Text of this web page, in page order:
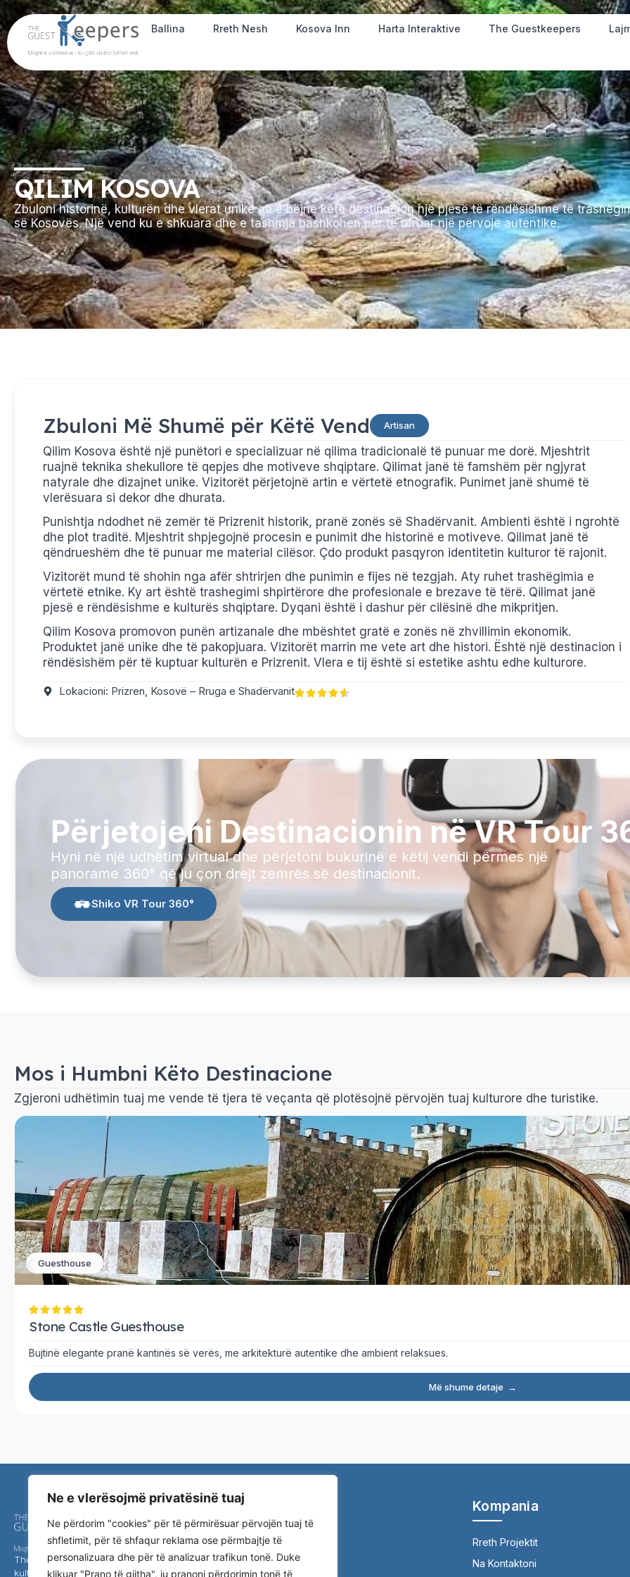
Ne e vlerësojmë privatësinë tuaj
Ne përdorim "cookies" për të përmirësuar përvojën tuaj të
shfletimit, për të shfaqur reklama ose përmbajtje të
personalizuara dhe për të analizuar trafikun tonë. Duke
klikuar "Prano të gjitha", ju pranoni përdorimin tonë të
Ballina Rreth Nesh Kosova Inn Harta Interaktive The Guestkeepers
QILIM KOSOVA
Zbuloni historinë, kulturën dhe vlerat unike që e bëjnë këtë destinacion një pjesë të rëndësishme të
së Kosovës. Një vend ku e shkuara dhe e tashmja bashkohen për të ofruar një përvojë autentike.
Zbuloni Më Shumë për Këtë Vend Artisan
Qilim Kosova është një punëtori e specializuar në qilima tradicionalë të punuar me dorë. Mjeshtrit
ruajnë teknika shekullore të qepjes dhe motiveve shqiptare. Qilimat janë të famshëm për ngjyrat
natyrale dhe dizajnet unike. Vizitorët përjetojnë artin e vërtetë etnografik. Punimet janë shumë të
vlerësuara si dekor dhe dhurata.
Punishtja ndodhet në zemër të Prizrenit historik, pranë zonës së Shadërvanit. Ambienti është i ngrohtë
dhe plot traditë. Mjeshtrit shpjegojnë procesin e punimit dhe historinë e motiveve. Qilimat janë të
qëndrueshëm dhe të punuar me material cilësor. Çdo produkt pasqyron identitetin kulturor të rajonit.
Vizitorët mund të shohin nga afër shtrirjen dhe punimin e fijes në tezgjah. Aty ruhet trashëgimia e
vërtetë etnike. Ky art është trashegimi shpirtërore dhe profesionale e brezave të tërë. Qilimat janë
pjesë e rëndësishme e kulturës shqiptare. Dyqani është i dashur për cilësinë dhe mikpritjen.
Qilim Kosova promovon punën artizanale dhe mbështet gratë e zonës në zhvillimin ekonomik.
Produktet janë unike dhe të pakopjuara. Vizitorët marrin me vete art dhe histori. Është një destinacion i
rëndësishëm për të kuptuar kulturën e Prizrenit. Vlera e tij është si estetike ashtu edhe kulturore.
Lokacioni: Prizren, Kosovë – Rruga e Shadërvanit
Përjetojeni Destinacionin në VR Tour
Hyni në një udhëtim virtual dhe përjetoni bukurinë e këtij vendi përmes një
panorame 360° që ju çon drejt zemrës së destinacionit.
Shiko VR Tour 360°
Mos i Humbni Këto Destinacione
Zgjeroni udhëtimin tuaj me vende të tjera të veçanta që plotësojnë përvojën tuaj kulturore dhe turistike.
Guesthouse
Stone Castle Guesthouse
Bujtinë elegante pranë kantinës së verës, me arkitekturë autentike dhe ambient relaksues.
Më shume detaje →
The Guest Keepers lidh vizitorët me zemrën e
kulturës së Kosovës, duke promovuar trashëgiminë,
Navigimi
Ballina
Kosova Inn
Kompania
Rreth Projektit
Na Kontaktoni